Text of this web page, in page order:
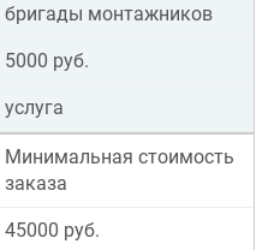
бригады монтажников
5000 руб.
услуга
Минимальная стоимость
заказа
45000 руб.